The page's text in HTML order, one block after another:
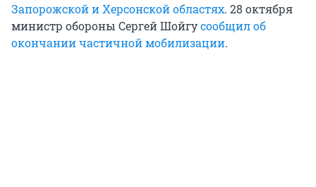
Запорожской и Херсонской областях. 28 октября
министр обороны Сергей Шойгусообщил об
окончании частичной мобилизации.